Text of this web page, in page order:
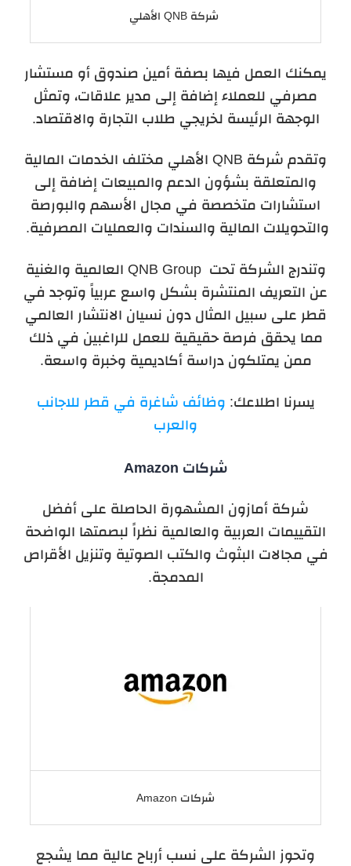
شركة QNB الأهلي
يمكنك العمل فيها بصفة أمين صندوق أو مستشار
مصرفي للعملاء إضافة إلى مدير علاقات، وتمثل
الوجهة الرئيسة لخريجي طلاب التجارة والاقتصاد.
وتقدم شركة QNB الأهلي مختلف الخدمات المالية
والمتعلقة بشؤون الدعم والمبيعات إضافة إلى
استشارات متخصصة في مجال الأسهم والبورصة
والتحويلات المالية والسندات والعمليات المصرفية.
وتندرج الشركة تحت QNB Group العالمية والغنية
عن التعريف المنتشرة بشكل واسع عربياً وتوجد في
قطر على سبيل المثال دون نسيان الانتشار العالمي
مما يحقق فرصة حقيقية للعمل للراغبين في ذلك
ممن يمتلكون دراسة أكاديمية وخبرة واسعة.
يسرنا اطلاعك: وظائف شاغرة في قطر للاجانب
والعرب
شركات Amazon
شركة أمازون المشهورة الحاصلة على أفضل
التقييمات العربية والعالمية نظراً لبصمتها الواضحة
في مجالات البثوث والكتب الصوتية وتنزيل الأقراص
المدمجة.
شركات Amazon
وتحوز الشركة على نسب أرباح عالية مما يشجع